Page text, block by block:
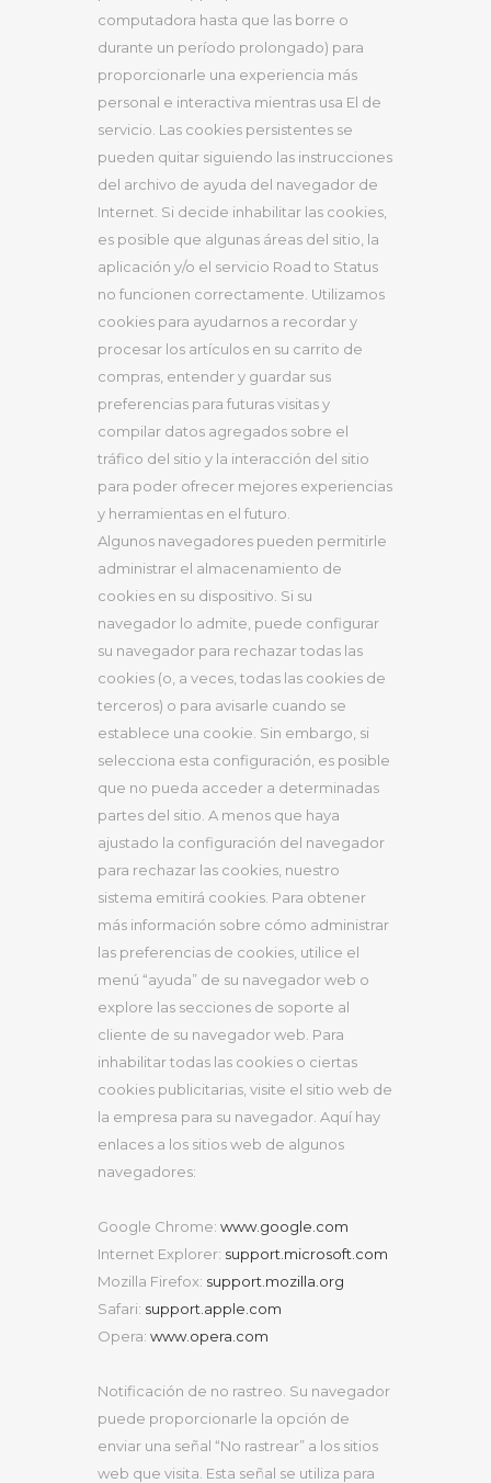
computadora hasta que las borre o
durante un período prolongado) para
proporcionarle una experiencia más
personal e interactiva mientras usa El de
servicio. Las cookies persistentes se
pueden quitar siguiendo las instrucciones
del archivo de ayuda del navegador de
Internet. Si decide inhabilitar las cookies,
es posible que algunas áreas del sitio, la
aplicación y/o el servicio Road to Status
no funcionen correctamente. Utilizamos
cookies para ayudarnos a recordar y
procesar los artículos en su carrito de
compras, entender y guardar sus
preferencias para futuras visitas y
compilar datos agregados sobre el
tráfico del sitio y la interacción del sitio
para poder ofrecer mejores experiencias
y herramientas en el futuro.
Algunos navegadores pueden permitirle
administrar el almacenamiento de
cookies en su dispositivo. Si su
navegador lo admite, puede configurar
su navegador para rechazar todas las
cookies (o, a veces, todas las cookies de
terceros) o para avisarle cuando se
establece una cookie. Sin embargo, si
selecciona esta configuración, es posible
que no pueda acceder a determinadas
partes del sitio. A menos que haya
ajustado la configuración del navegador
para rechazar las cookies, nuestro
sistema emitirá cookies. Para obtener
más información sobre cómo administrar
las preferencias de cookies, utilice el
menú “ayuda” de su navegador web o
explore las secciones de soporte al
cliente de su navegador web. Para
inhabilitar todas las cookies o ciertas
cookies publicitarias, visite el sitio web de
la empresa para su navegador. Aquí hay
enlaces a los sitios web de algunos
navegadores:
Google Chrome: www.google.com
Internet Explorer: support.microsoft.com
Mozilla Firefox: support.mozilla.org
Safari: support.apple.com
Opera: www.opera.com
Notificación de no rastreo. Su navegador
puede proporcionarle la opción de
enviar una señal “No rastrear” a los sitios
web que visita. Esta señal se utiliza para